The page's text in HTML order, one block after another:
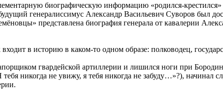
биографическую информацию «родился-
генералиссимус Александр Васильевич Суворов был
представлена биография генерала от кавалерии
в историю в каком-то одном образе: полководец,
гвардейской артиллерии и лишился ноги при
никогда не увижу, я тебя никогда не забуду…»?), начинал